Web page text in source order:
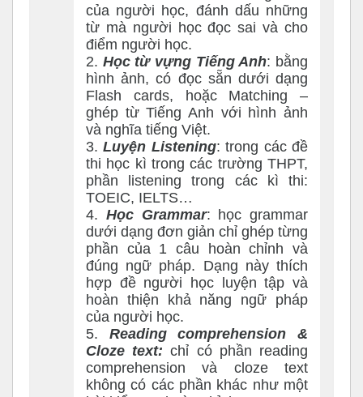
của người học, đánh dấu những
từ mà người học đọc sai và cho
điểm người học.
2. Học từ vựng Tiếng Anh: bằng
hình ảnh, có đọc sẵn dưới dạng
Flash cards, hoặc Matching –
ghép từ Tiếng Anh với hình ảnh
và nghĩa tiếng Việt.
3.Luyện Listening: trong các đề
thi học kì trong các trường THPT,
phần listening trong các kì thi:
TOEIC, IELTS…
4. Học Grammar: học grammar
dưới dạng đơn giản chỉ ghép từng
phần của 1 câu hoàn chỉnh và
đúng ngữ pháp. Dạng này thích
hợp đề người học luyện tập và
hoàn thiện khả năng ngữ pháp
của người học.
5. Reading comprehension &
Cloze text:chỉ có phần reading
comprehension và cloze text
không có các phần khác như một